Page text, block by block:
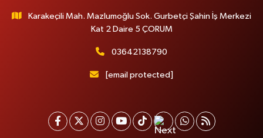
Karakeçili Mah. Mazlumoğlu Sok. Gurbetçi Şahin İş Merkezi
Kat 2 Daire 5 ÇORUM
03642138790
[email protected]